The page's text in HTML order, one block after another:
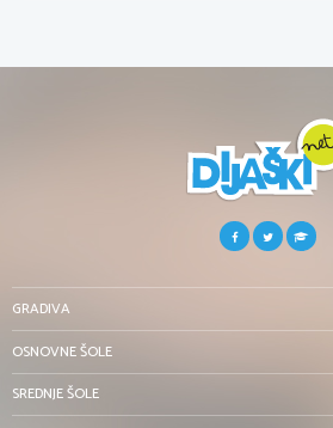
GRADIVA
OSNOVNE ŠOLE
SREDNJE ŠOLE